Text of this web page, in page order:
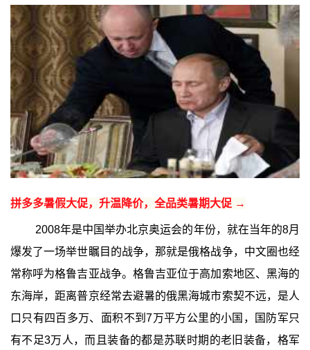
拼多多暑假大促，升温降价，全品类暑期大促 →
2008年是中国举办北京奥运会的年份，就在当年的8月
爆发了一场举世瞩目的战争，那就是俄格战争，中文圈也经
常称呼为格鲁吉亚战争。格鲁吉亚位于高加索地区、黑海的
东海岸，距离普京经常去避暑的俄黑海城市索契不远，是人
口只有四百多万、面积不到7万平方公里的小国，国防军只
有不足3万人，而且装备的都是苏联时期的老旧装备，格军